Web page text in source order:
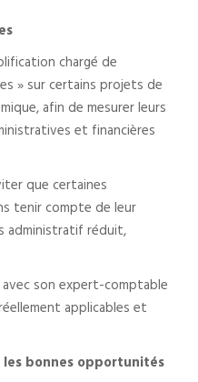
chargé de
» sur certains projets de
afin de mesurer leurs
et financières
que certaines
tenir compte de leur
administratif réduit,
son expert-comptable
applicables et
bonnes opportunités